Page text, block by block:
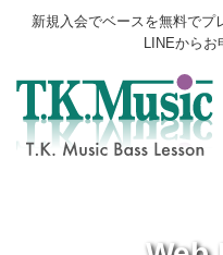
新規入会でベースを無料でプ
LINEからお